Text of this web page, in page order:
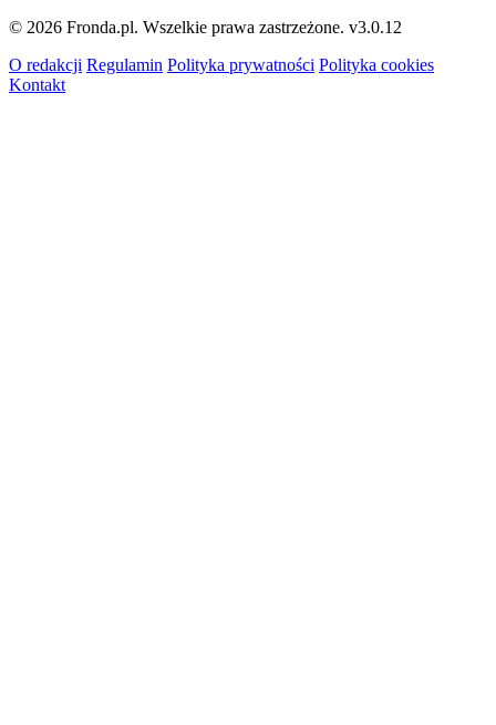
© 2026 Fronda.pl. Wszelkie prawa zastrzeżone. v3.0.12
O redakcji Regulamin Polityka prywatności Polityka cookies
Kontakt